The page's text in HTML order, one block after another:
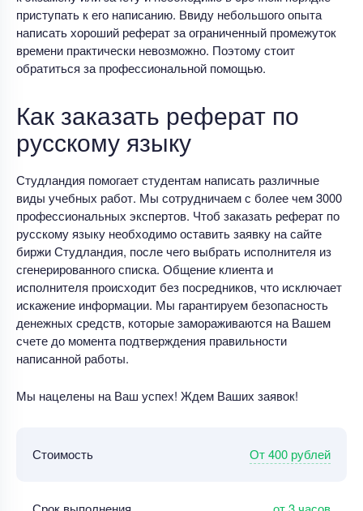
приступать к его написанию. Ввиду небольшого опыта
написать хороший реферат за ограниченный промежуток
времени практически невозможно. Поэтому стоит
обратиться за профессиональной помощью.
Как заказать реферат по
русскому языку
Студландия помогает студентам написать различные
виды учебных работ. Мы сотрудничаем с более чем 3000
профессиональных экспертов. Чтоб заказать реферат по
русскому языку необходимо оставить заявку на сайте
биржи Студландия, после чего выбрать исполнителя из
сгенерированного списка. Общение клиента и
исполнителя происходит без посредников, что исключает
искажение информации. Мы гарантируем безопасность
денежных средств, которые замораживаются на Вашем
счете до момента подтверждения правильности
написанной работы.
Мы нацелены на Ваш успех! Ждем Ваших заявок!
Стоимость От 400 рублей